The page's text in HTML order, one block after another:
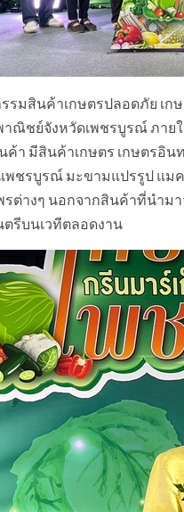
รมสินค้าเกษตรปลอดภัย เก
าณิชย์จังหวัดเพชรบูรณ์ ภา
ค้า มีสินค้าเกษตร เกษตรอิ
ชรบูรณ์ มะขามแปรรูป แม
างๆ นอกจากสินค้าที่นำมา
รีบนเวทีตลอดงาน